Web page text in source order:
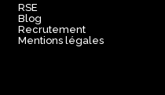
RSE
Blog
Recrutement
Mentions légales